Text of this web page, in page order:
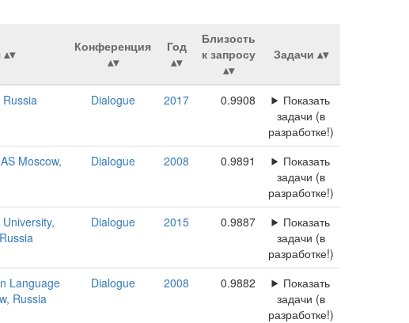
Конференция Год
Близость
к запросу
Задачи
Dialogue 2017 0.9908
Показать
задачи (в
разработке!)
Moscow,
Dialogue 2008 0.9891
Показать
задачи (в
разработке!)
Dialogue 2015 0.9887
Показать
задачи (в
разработке!)
Language
Russia
Dialogue 2008 0.9882
Показать
задачи (в
разработке!)